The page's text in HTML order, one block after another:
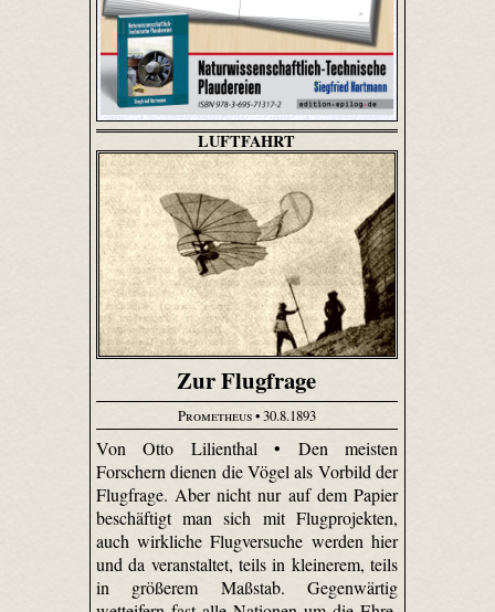
LUFTFAHRT
Zur Flugfrage
Prometheus• 30.8.1893
Von Otto Lilienthal • Den meisten
Forschern dienen die Vögel als Vorbild der
Flugfrage. Aber nicht nur auf dem Papier
beschäftigt man sich mit Flugprojekten,
auch wirkliche Flugversuche werden hier
und da veranstaltet, teils in kleinerem, teils
in größerem Maßstab. Gegenwärtig